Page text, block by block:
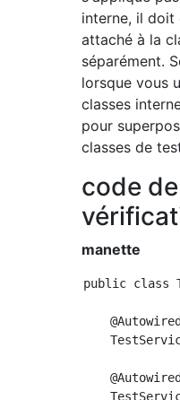
interne, il doit
attaché à la
séparément.
lorsque vous
classes
pour
classes de
code de
manette
public class
    @Autowired
    @Autowired